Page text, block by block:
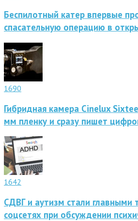
Беспилотный катер впервые
спасательную операцию в
1690
Гибридная камера Cinelux
мм пленку и сразу пишет
1642
СДВГ и аутизм стали главными
соцсетях при обсуждении